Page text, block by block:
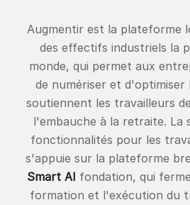
Augmentir est la plateforme
des effectifs industriels la
monde, qui permet aux
de numériser et d'optimiser
soutiennent les travailleurs
l'embauche à la retraite. La
fonctionnalités pour les
s'appuie sur la plateforme
Smart AI fondation, qui
formation et l'exécution du